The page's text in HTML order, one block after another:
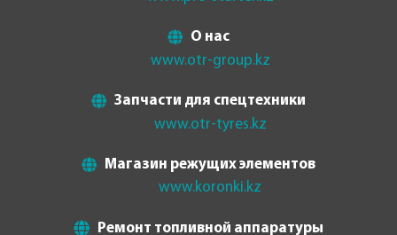
О нас
www.otr-group.kz
Запчасти для спецтехники
www.otr-tyres.kz
Магазин режущих элементов
www.koronki.kz
Ремонт топливной аппаратуры